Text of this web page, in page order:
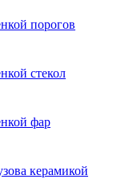
порогов
стекол
фар
керамикой